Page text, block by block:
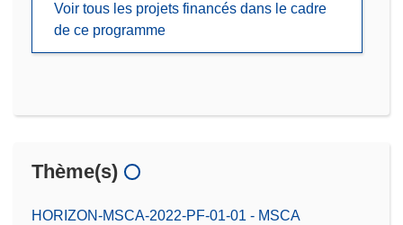
Voir tous les projets financés dans le cadre
de ce programme
Thème(s)
HORIZON-MSCA-2022-PF-01-01 - MSCA